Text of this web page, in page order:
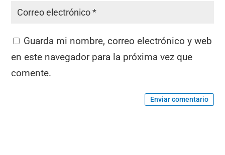
Guarda mi nombre, correo electrónico y web
en este navegador para la próxima vez que
comente.
Enviar comentario